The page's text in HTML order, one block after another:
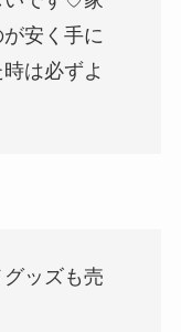
安く手に
は必ずよ
ッズも売